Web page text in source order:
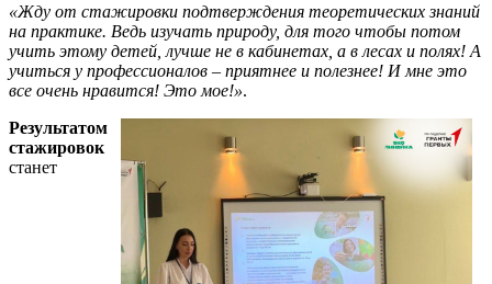
«Жду от стажировки подтверждения теоретических знаний
на практике. Ведь изучать природу, для того чтобы потом
учить этому детей, лучше не в кабинетах, а в лесах и полях! А
учиться у профессионалов – приятнее и полезнее! И мне это
все очень нравится! Это мое!».
Результатом
стажировок
станет